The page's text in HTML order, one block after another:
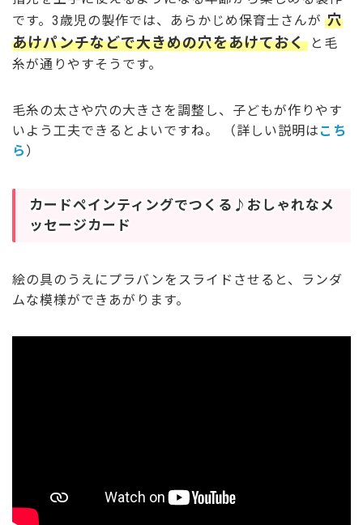
です。3歳児の製作では、あらかじめ保育士さんが 穴
あけパンチなどで大きめの穴をあけておく と毛
糸が通りやすそうです。
毛糸の太さや穴の大きさを調整し、子どもが作りやす
いよう工夫できるとよいですね。 （詳しい説明は こち
ら ）
カードペインティングでつくる♪おしゃれなメ
ッセージカード
絵の具のうえにプラバンをスライドさせると、ランダ
ムな模様ができあがります。